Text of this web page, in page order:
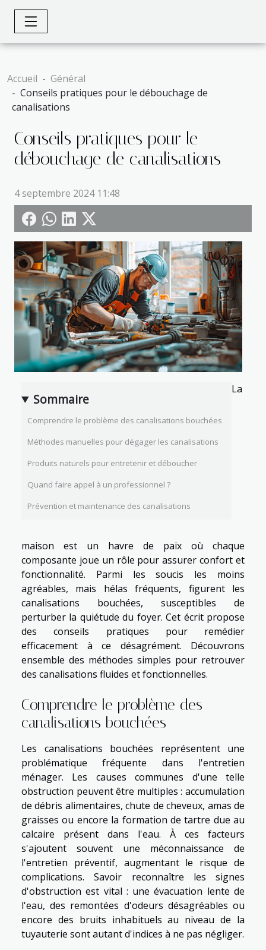
Accueil
Général
Conseils pratiques pour le débouchage de
canalisations
Conseils pratiques pour le
débouchage de canalisations
4 septembre 2024 11:48
Sommaire
Comprendre le problème des canalisations bouchées
Méthodes manuelles pour dégager les canalisations
Produits naturels pour entretenir et déboucher
Quand faire appel à un professionnel ?
Prévention et maintenance des canalisations
La
maison est un havre de paix où chaque
composante joue un rôle pour assurer confort et
fonctionnalité. Parmi les soucis les moins
agréables, mais hélas fréquents, figurent les
canalisations bouchées, susceptibles de
perturber la quiétude du foyer. Cet écrit propose
des conseils pratiques pour remédier
efficacement à ce désagrément. Découvrons
ensemble des méthodes simples pour retrouver
des canalisations fluides et fonctionnelles.
Comprendre le problème des
canalisations bouchées
Les canalisations bouchées représentent une
problématique fréquente dans l'entretien
ménager. Les causes communes d'une telle
obstruction peuvent être multiples : accumulation
de débris alimentaires, chute de cheveux, amas de
graisses ou encore la formation de tartre due au
calcaire présent dans l'eau. À ces facteurs
s'ajoutent souvent une méconnaissance de
l'entretien préventif, augmentant le risque de
complications. Savoir reconnaître les signes
d'obstruction est vital : une évacuation lente de
l'eau, des remontées d'odeurs désagréables ou
encore des bruits inhabituels au niveau de la
tuyauterie sont autant d'indices à ne pas négliger.